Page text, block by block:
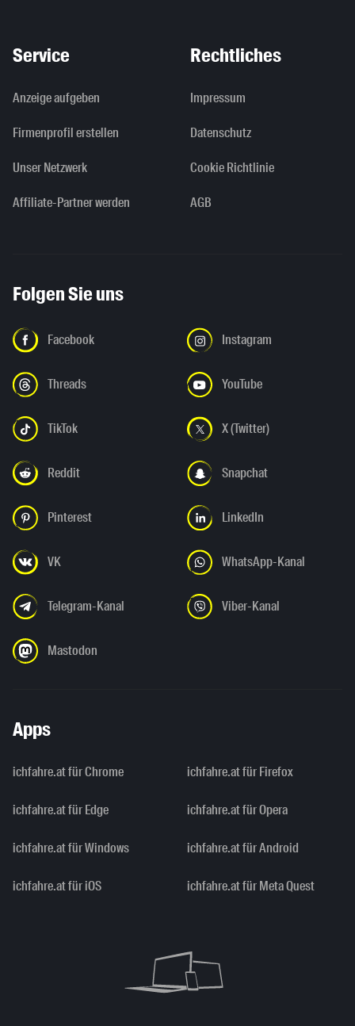
Service
Anzeige aufgeben
Firmenprofil erstellen
Unser Netzwerk
Affiliate-Partner werden
Rechtliches
Impressum
Datenschutz
Cookie Richtlinie
AGB
Folgen Sie uns
Facebook Instagram
Threads YouTube
TikTok X (Twitter)
Reddit Snapchat
Pinterest LinkedIn
VK WhatsApp-Kanal
Telegram-Kanal Viber-Kanal
Mastodon
Apps
ichfahre.at für Chrome ichfahre.at für Firefox
ichfahre.at für Edge ichfahre.at für Opera
ichfahre.at für Windows ichfahre.at für Android
ichfahre.at für iOS ichfahre.at für Meta Quest